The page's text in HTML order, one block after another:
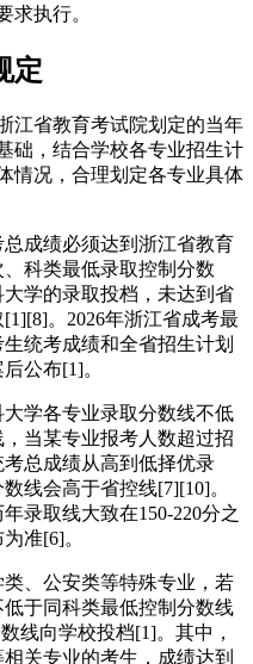
求执行。
定
江省教育考试院划定的当年
础，结合学校各专业招生计
情况，合理划定各专业具体
成绩必须达到浙江省教育
科类最低录取控制分数
学的录取投档，未达到省
。2026年浙江省成考最
统考成绩和全省招生计划
公布[1]。
学各专业录取分数线不低
当某专业报考人数超过招
总成绩从高到低择优录
线会高于省控线[7][10]。
录取线大致在150-220分之
准[6]。
、公安类等特殊专业，若
于同科类最低控制分数线
线向学校投档[1]。其中，
关专业的考生，成绩达到